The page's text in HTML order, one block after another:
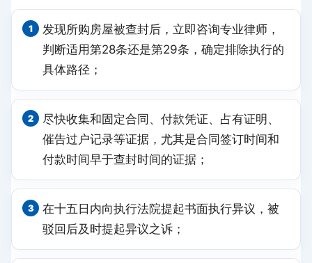
发现所购房屋被查封后，立即咨询专业律师，
判断适用第28条还是第29条，确定排除执行的
具体路径；
尽快收集和固定合同、付款凭证、占有证明、
催告过户记录等证据，尤其是合同签订时间和
付款时间早于查封时间的证据；
在十五日内向执行法院提起书面执行异议，被
驳回后及时提起异议之诉；